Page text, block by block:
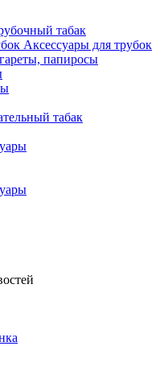
табак
Аксессуары для трубок
папиросы
табак